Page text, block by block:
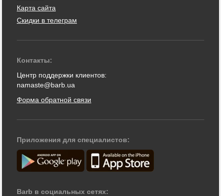
Карта сайта
Скидки в телеграм
Контакты:
Центр поддержки клиентов:
namaste@barb.ua
Форма обратной связи
Приложения для специалистов:
Barb в социальных сетях: